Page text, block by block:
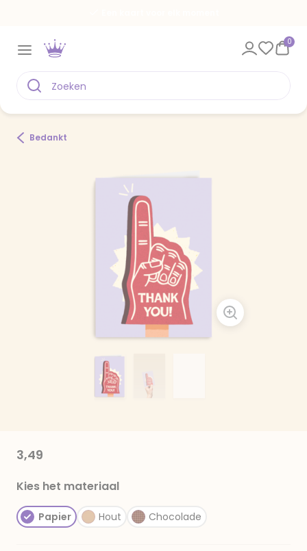
0
Bedankt
3,49
Kies het materiaal
Papier Hout Chocolade